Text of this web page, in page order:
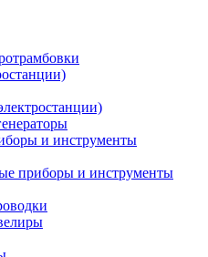
и инструменты
приборы и инструменты